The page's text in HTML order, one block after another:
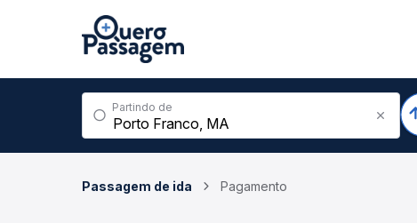
Partindo de
Passagem de ida Pagamento